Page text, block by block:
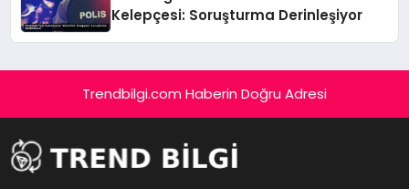
Kelepçesi: Soruşturma Derinleşiyor
Trendbilgi.com Haberin Doğru Adresi